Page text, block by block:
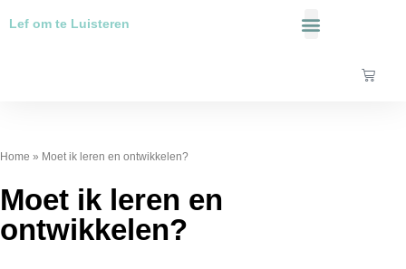
naarLef om te Luisteren
Home » Moet ik leren en ontwikkelen?
Moet ik leren en
ontwikkelen?